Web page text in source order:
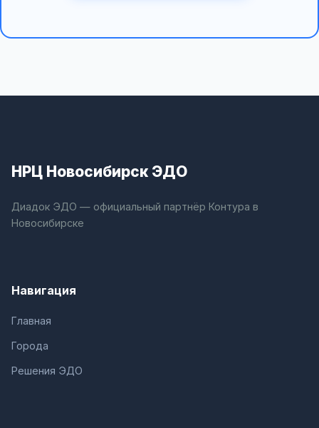
НРЦ Новосибирск ЭДО
Диадок ЭДО — официальный партнёр Контура в
Новосибирске
Навигация
Главная
Города
Решения ЭДО